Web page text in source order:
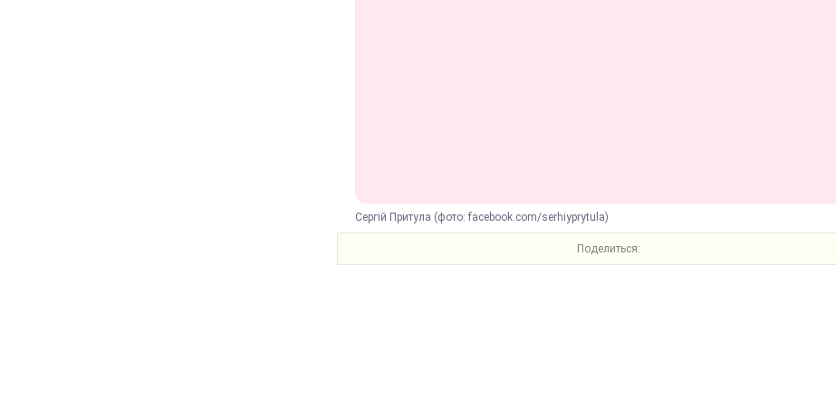
Сергій Притула (фото: facebook.com/serhiyprytula)
Поделиться: